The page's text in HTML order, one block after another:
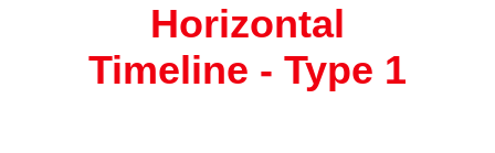
Horizontal
Timeline - Type 1